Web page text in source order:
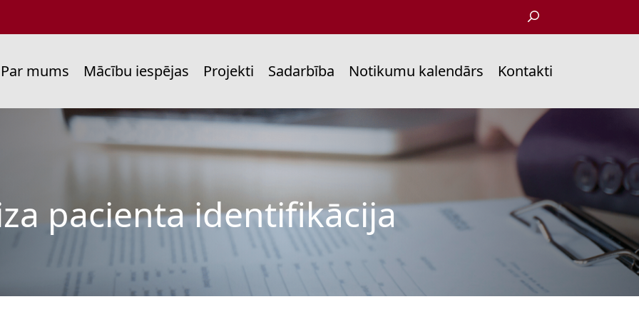
Par mums Mācību iespējas Projekti Sadarbība Notikumu kalendārs Kontakti
pacienta identifikācija